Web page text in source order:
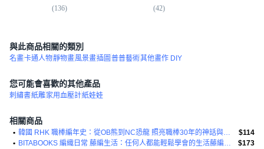
(136) (42)
與此商品相關的類別
名畫卡通人物靜物畫風景畫插圖 普普藝術其他畫作 DIY
您可能會喜歡的其他產品
刺繡書紙雕家用血壓計紙娃娃
相關商品
• 韓國 RHK 職棒編年史：從OB熊到NC恐龍 照亮職棒30年的神話與傳說
$114
•
BITABOOKS 編織日常 藤編生活：任何人都能輕鬆學會的生活藤編小物製作
$173